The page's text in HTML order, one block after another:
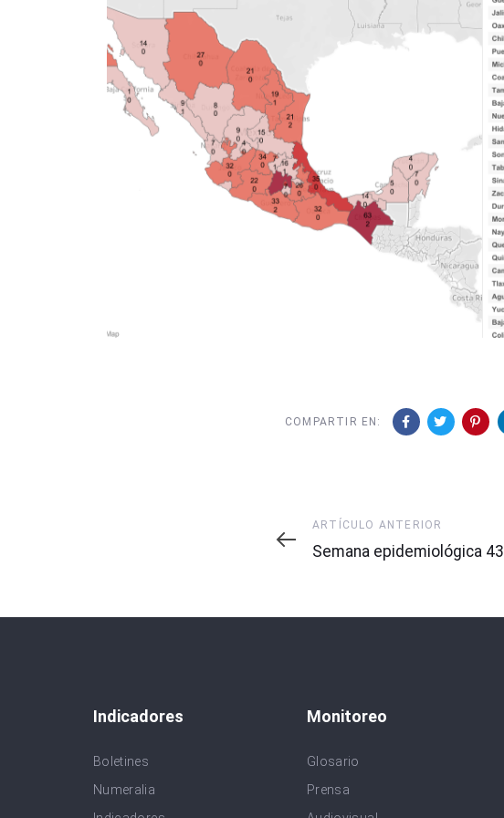
COMPARTIR EN:
Artículo
Anterior
ARTÍCULO ANTERIOR
Semana epidemiológica 43
Indicadores
Boletines
Numeralia
Monitoreo
Glosario
Prensa